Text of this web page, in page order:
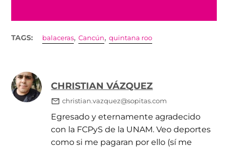
TAGS: balaceras,Cancún,quintana roo
CHRISTIAN VÁZQUEZ
christian.vazquez@sopitas.com
Egresado y eternamente agradecido
con la FCPyS de la UNAM. Veo deportes
como si me pagaran por ello (sí me